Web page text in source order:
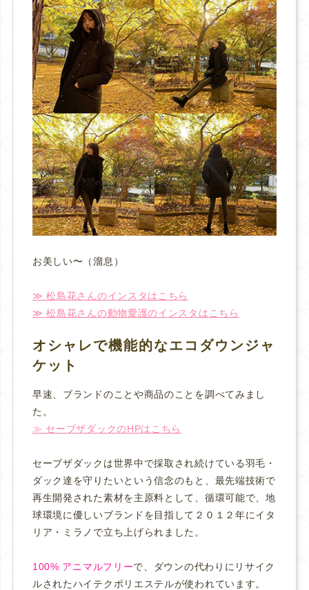
お美しい〜（溜息）
≫ 松島花さんのインスタはこちら
≫ 松島花さんの動物愛護のインスタはこちら
オシャレで機能的なエコダウンジャ
ケット
早速、ブランドのことや商品のことを調べてみまし
た。
≫ セーブザダックのHPはこちら
セーブザダックは世界中で採取され続けている羽毛・
ダック達を守りたいという信念のもと、最先端技術で
再生開発された素材を主原料として、循環可能で、地
球環境に優しいブランドを目指して２０１２年にイタ
リア・ミラノで立ち上げられました。
100% アニマルフリーで、ダウンの代わりにリサイク
ルされたハイテクポリエステルが使われています。